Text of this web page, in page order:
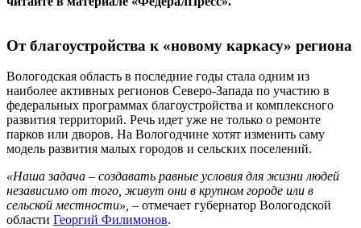
От благоустройства к «новому каркасу» региона
Вологодская область в последние годы стала одним из
наиболее активных регионов Северо-Запада по участию в
федеральных программах благоустройства и комплексного
развития территорий. Речь идет уже не только о ремонте
парков или дворов. На Вологодчине хотят изменить саму
модель развития малых городов и сельских поселений.
«Наша задача – создавать равные условия для жизни людей
независимо от того, живут они в крупном городе или в
сельской местности», – отмечает губернатор Вологодской
области Георгий Филимонов.